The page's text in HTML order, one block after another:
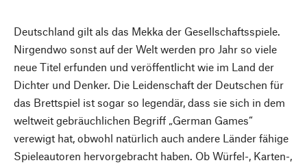
Deutschland gilt als das Mekka der Gesellschaftsspiele.
Nirgendwo sonst auf der Welt werden pro Jahr so viele
neue Titel erfunden und veröffentlicht wie im Land der
Dichter und Denker. Die Leidenschaft der Deutschen für
das Brettspiel ist sogar so legendär, dass sie sich in dem
weltweit gebräuchlichen Begriff „German Games“
verewigt hat, obwohl natürlich auch andere Länder fähige
Spieleautoren hervorgebracht haben. Ob Würfel-, Karten-,
Nach oben